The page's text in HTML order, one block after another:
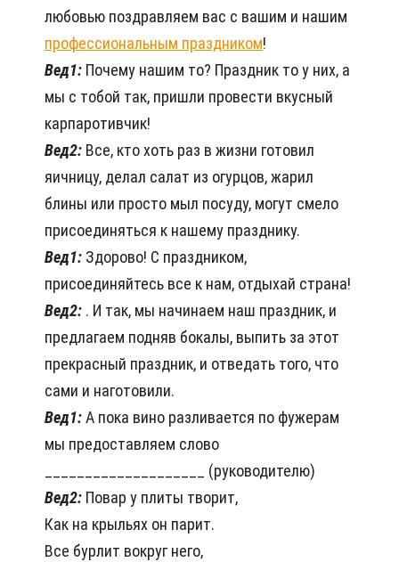
любовью поздравляем вас с вашим и нашим
профессиональным праздником!
Вед1: Почему нашим то? Праздник то у них, а
мы с тобой так, пришли провести вкусный
карпаротивчик!
Вед2: Все, кто хоть раз в жизни готовил
яичницу, делал салат из огурцов, жарил
блины или просто мыл посуду, могут смело
присоединяться к нашему празднику.
Вед1: Здорово! С праздником,
присоединяйтесь все к нам, отдыхай страна!
Вед2: . И так, мы начинаем наш праздник, и
предлагаем подняв бокалы, выпить за этот
прекрасный праздник, и отведать того, что
сами и наготовили.
Вед1:А пока вино разливается по фужерам
мы предоставляем слово
____________________ (руководителю)
Вед2: Повар у плиты творит,
Как на крыльях он парит.
Все бурлит вокруг него,